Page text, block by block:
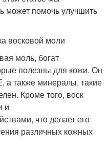
может помочь улучшить
восковой моли
моль, богат
полезны для кожи. Он
а также минералы, такие
Кроме того, воск
и
что делает его
различных кожных